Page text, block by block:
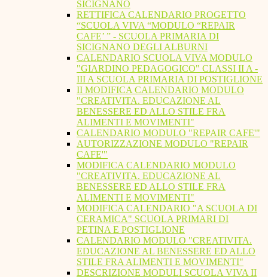
SICIGNANO
RETTIFICA CALENDARIO PROGETTO
“SCUOLA VIVA “MODULO “REPAIR
CAFE’ ” - SCUOLA PRIMARIA DI
SICIGNANO DEGLI ALBURNI
CALENDARIO SCUOLA VIVA MODULO
"GIARDINO PEDAGOGICO" CLASSI II A -
III A SCUOLA PRIMARIA DI POSTIGLIONE
II MODIFICA CALENDARIO MODULO
"CREATIVITA. EDUCAZIONE AL
BENESSERE ED ALLO STILE FRA
ALIMENTI E MOVIMENTI"
CALENDARIO MODULO "REPAIR CAFE'"
AUTORIZZAZIONE MODULO "REPAIR
CAFE'"
MODIFICA CALENDARIO MODULO
"CREATIVITA. EDUCAZIONE AL
BENESSERE ED ALLO STILE FRA
ALIMENTI E MOVIMENTI"
MODIFICA CALENDARIO "A SCUOLA DI
CERAMICA" SCUOLA PRIMARI DI
PETINA E POSTIGLIONE
CALENDARIO MODULO "CREATIVITA.
EDUCAZIONE AL BENESSERE ED ALLO
STILE FRA ALIMENTI E MOVIMENTI"
DESCRIZIONE MODULI SCUOLA VIVA II